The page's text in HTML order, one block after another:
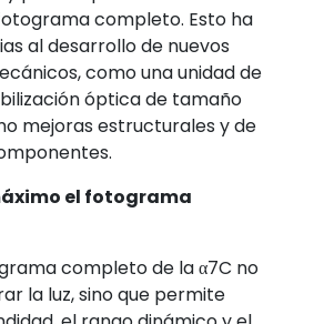
completo. Esto ha
al desarrollo de nuevos
como una unidad de
óptica de tamaño
mejoras estructurales y de
el fotograma
completo de la α7C no
la luz, sino que permite